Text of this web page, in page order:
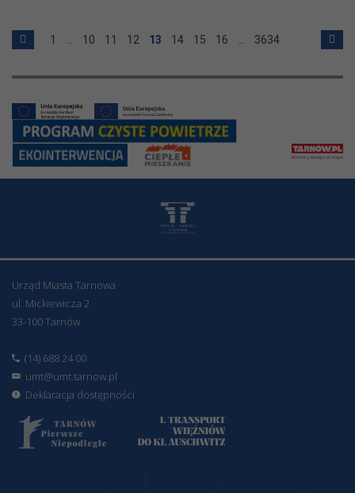
1 10 11 12 13 14 15 16 3634
Urząd Miasta Tarnowa
ul. Mickiewicza 2
33-100 Tarnów
(14) 688 24 00
umt@umt.tarnow.pl
Deklaracja dostępności